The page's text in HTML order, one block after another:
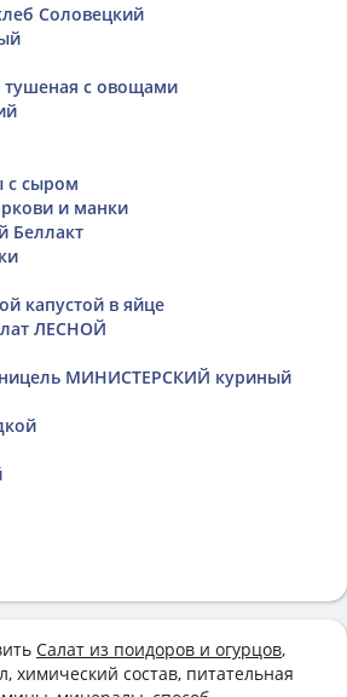
Соловецкий
тушеная с овощами
с сыром
и манки
Беллакт
капустой в яйце
ЛЕСНОЙ
МИНИСТЕРСКИЙ куриный
Салат из поидоров и огурцов,
химический состав, питательная